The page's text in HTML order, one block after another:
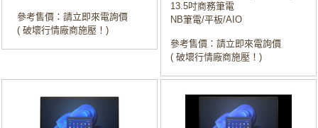
參考售價：請立即來電詢價
( 破壞行情廠商施壓！)
13.5吋商務筆電
NB筆電/平板/AIO
參考售價：請立即來電詢價
( 破壞行情廠商施壓！)